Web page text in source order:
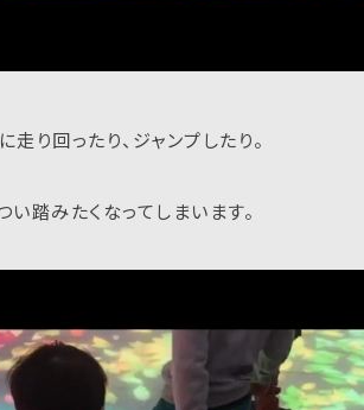
り回ったり、ジャンプしたり。
踏みたくなってしまいます。